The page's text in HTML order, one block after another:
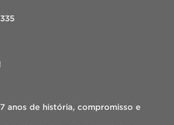
anos de história, compromisso e